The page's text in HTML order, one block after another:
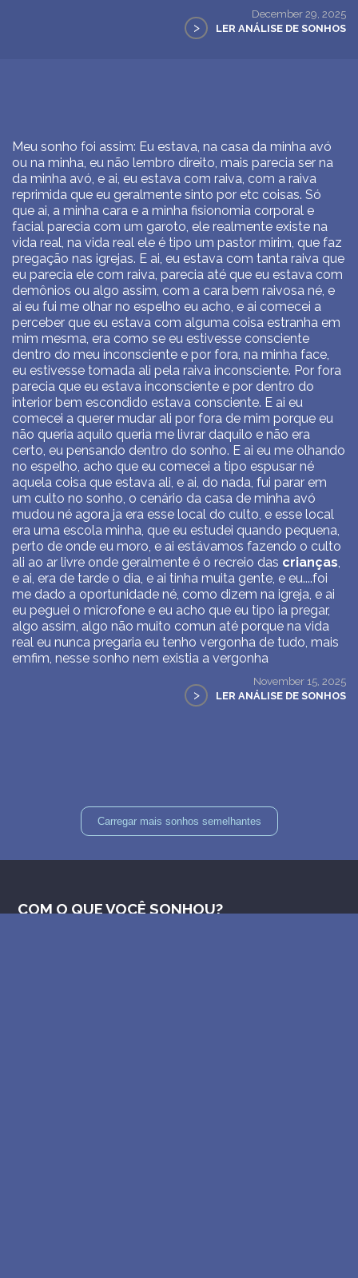
December 29, 2025
> LER ANÁLISE DE SONHOS
Meu sonho foi assim: Eu estava, na casa da minha avó
ou na minha, eu não lembro direito, mais parecia ser na
da minha avó, e ai, eu estava com raiva, com a raiva
reprimida que eu geralmente sinto por etc coisas. Só
que ai, a minha cara e a minha fisionomia corporal e
facial parecia com um garoto, ele realmente existe na
vida real, na vida real ele é tipo um pastor mirim, que faz
pregação nas igrejas. E ai, eu estava com tanta raiva que
eu parecia ele com raiva, parecia até que eu estava com
demônios ou algo assim, com a cara bem raivosa né, e
ai eu fui me olhar no espelho eu acho, e ai comecei a
perceber que eu estava com alguma coisa estranha em
mim mesma, era como se eu estivesse consciente
dentro do meu inconsciente e por fora, na minha face,
eu estivesse tomada ali pela raiva inconsciente. Por fora
parecia que eu estava inconsciente e por dentro do
interior bem escondido estava consciente. E ai eu
comecei a querer mudar ali por fora de mim porque eu
não queria aquilo queria me livrar daquilo e não era
certo, eu pensando dentro do sonho. E ai eu me olhando
no espelho, acho que eu comecei a tipo espusar né
aquela coisa que estava ali, e ai, do nada, fui parar em
um culto no sonho, o cenário da casa de minha avó
mudou né agora ja era esse local do culto, e esse local
era uma escola minha, que eu estudei quando pequena,
perto de onde eu moro, e ai estávamos fazendo o culto
ali ao ar livre onde geralmente é o recreio das crianças,
e ai, era de tarde o dia, e ai tinha muita gente, e eu....foi
me dado a oportunidade né, como dizem na igreja, e ai
eu peguei o microfone e eu acho que eu tipo ia pregar,
algo assim, algo não muito comun até porque na vida
real eu nunca pregaria eu tenho vergonha de tudo, mais
emfim, nesse sonho nem existia a vergonha
November 15, 2025
> LER ANÁLISE DE SONHOS
Carregar mais sonhos semelhantes
COM O QUE VOCÊ SONHOU?